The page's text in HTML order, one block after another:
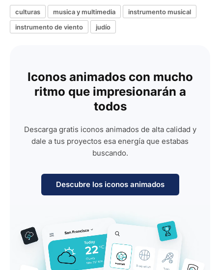
culturas musica y multimedia
instrumento musical
instrumento de viento
judío
Iconos animados con mucho
ritmo que impresionarán a
todos
Descarga gratis iconos animados de alta calidad y
dale a tus proyectos esa energía que estabas
buscando.
Descubre los iconos animados